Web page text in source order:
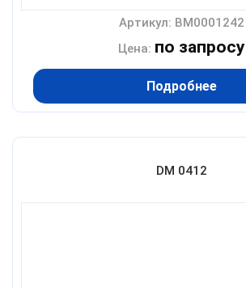
Артикул: BM0001242
Цена: по запросу
Подробнее
DM 0412